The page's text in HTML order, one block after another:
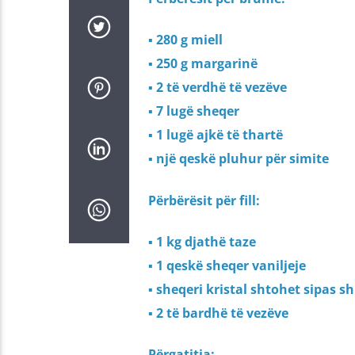
▪ 280 g miell
▪ 250 g margarinë
▪ 2 të verdhë të vezëve
▪ 7 lugë sheqer
▪ 1 lugë ajkë të thartë
▪ një qeskë pluhur për simite
Përbërësit për fill:
▪ 1 kg djathë taze
▪ 1 qeskë sheqer vaniljeje
▪ sheqeri kristal shtohet sipas
▪ 2 të bardhë të vezëve